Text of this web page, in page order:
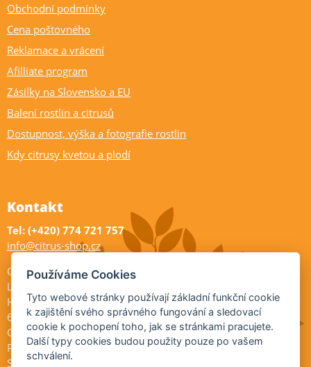
Obchodní podmínky
Cena poštovného
Reklamace a vrácení
Afilliate program
Zásilky na Slovensko a EU
Balení rostlin a citrusů
Dostupnost, výška a fotografie rostlin
Kdy citrusy kvetou a plodí
Kontakt
Tel: (+420) 774 721 757
info@citrus-shop.cz
Citrus shop zahradnictví
Legionářů 2
Hodonín
695 01
Otevřeno:
Po-Pá 9-17
So 9-11:30
Používáme Cookies
Tyto webové stránky používají základní funkční cookie
k zajištění svého správného fungování a sledovací
cookie k pochopení toho, jak se stránkami pracujete.
Další typy cookies budou použity pouze po vašem
schválení.